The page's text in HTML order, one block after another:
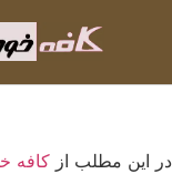
در این مطلب از کافه